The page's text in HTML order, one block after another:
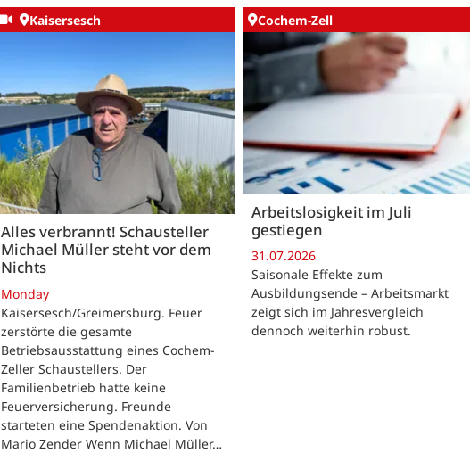
Kaisersesch
Alles verbrannt! Schausteller
Michael Müller steht vor dem
Nichts
Monday
Kaisersesch/Greimersburg. Feuer
zerstörte die gesamte
Betriebsausstattung eines Cochem-
Zeller Schaustellers. Der
Familienbetrieb hatte keine
Feuerversicherung. Freunde
starteten eine Spendenaktion. Von
Mario Zender Wenn Michael Müller…
Cochem-Zell
Arbeitslosigkeit im Juli
gestiegen
31.07.2026
Saisonale Effekte zum
Ausbildungsende – Arbeitsmarkt
zeigt sich im Jahresvergleich
dennoch weiterhin robust.